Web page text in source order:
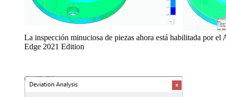
La inspección minuciosa de piezas ahora está habilitada por
Edge 2021 Edition